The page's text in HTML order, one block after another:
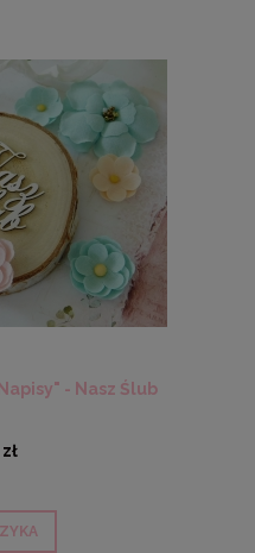
- Nasz Ślub